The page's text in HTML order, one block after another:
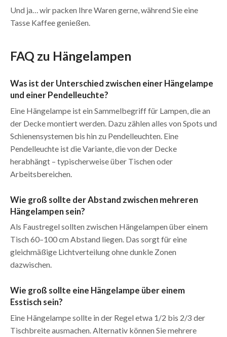
Und ja… wir packen Ihre Waren gerne, während Sie eine
Tasse Kaffee genießen.
FAQ zu Hängelampen
Was ist der Unterschied zwischen einer Hängelampe
und einer Pendelleuchte?
Eine Hängelampe ist ein Sammelbegriff für Lampen, die an
der Decke montiert werden. Dazu zählen alles von Spots und
Schienensystemen bis hin zu Pendelleuchten. Eine
Pendelleuchte ist die Variante, die von der Decke
herabhängt – typischerweise über Tischen oder
Arbeitsbereichen.
Wie groß sollte der Abstand zwischen mehreren
Hängelampen sein?
Als Faustregel sollten zwischen Hängelampen über einem
Tisch 60–100 cm Abstand liegen. Das sorgt für eine
gleichmäßige Lichtverteilung ohne dunkle Zonen
dazwischen.
Wie groß sollte eine Hängelampe über einem
Esstisch sein?
Eine Hängelampe sollte in der Regel etwa 1/2 bis 2/3 der
Tischbreite ausmachen. Alternativ können Sie mehrere